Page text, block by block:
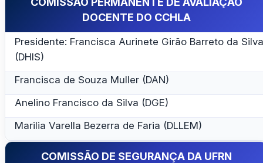
DOCENTE DO CCHLA
Presidente: Francisca Aurinete Girão Barreto da Silva
(DHIS)
Francisca de Souza Muller (DAN)
Anelino Francisco da Silva (DGE)
Marilia Varella Bezerra de Faria (DLLEM)
COMISSÃO DE SEGURANÇA DA UFRN